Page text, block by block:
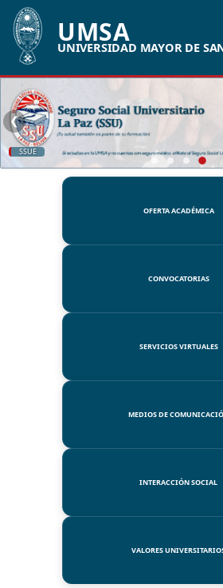
UMSA
UNIVERSIDAD MAYOR DE
SSUE
❮
OFERTA ACADÉMICA
CONVOCATORIAS
SERVICIOS VIRTUALES
MEDIOS DE
INTERACCIÓN SOCIAL
VALORES